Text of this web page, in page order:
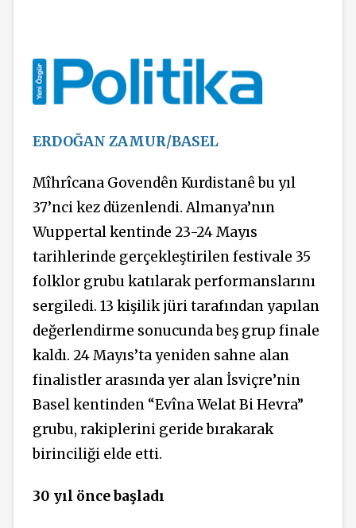
ERDOĞAN ZAMUR/BASEL
Mîhrîcana Govendên Kurdistanê bu yıl
37’nci kez düzenlendi. Almanya’nın
Wuppertal kentinde 23-24 Mayıs
tarihlerinde gerçekleştirilen festivale 35
folklor grubu katılarak performanslarını
sergiledi. 13 kişilikjüri tarafından yapılan
değerlendirme sonucundabeş grup finale
kaldı. 24 Mayıs’ta yeniden sahne alan
finalistler arasında yer alan İsviçre’nin
Basel kentinden “Evîna Welat BiHevra”
grubu, rakiplerini geride bırakarak
birinciliği elde etti.
30 yıl önce başladı